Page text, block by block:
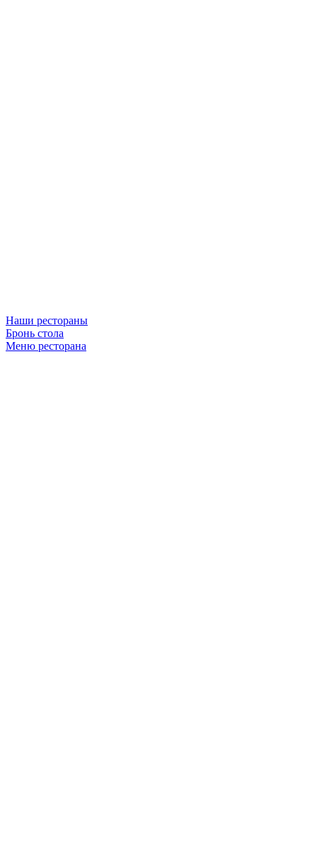
Наши рестораны
Бронь стола
Меню ресторана